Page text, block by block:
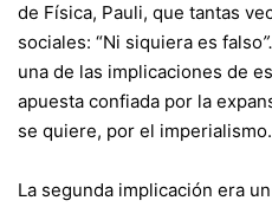
de Física, Pauli, que tantas
sociales: “Ni siquiera es falso”.
una de las implicaciones de
apuesta confiada por la
se quiere, por el imperialismo.
La segunda implicación era